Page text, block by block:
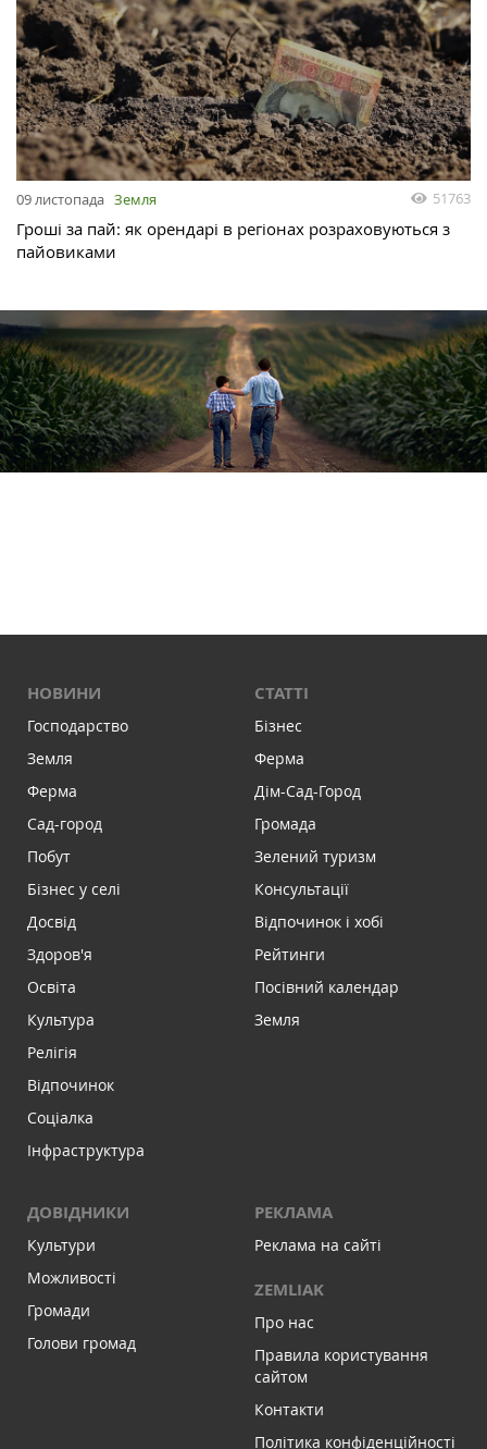
09 листопада Земля 51763
Гроші за пай: як орендарі в регіонах розраховуються з
пайовиками
НОВИНИ
Господарство
Земля
Ферма
Сад-город
Побут
Бізнес у селі
Досвід
Здоров'я
Освіта
Культура
Релігія
Відпочинок
Соціалка
Інфраструктура
СТАТТІ
Бізнес
Ферма
Дім-Сад-Город
Громада
Зелений туризм
Консультації
Відпочинок і хобі
Рейтинги
Посівний календар
Земля
ДОВІДНИКИ
Культури
Можливості
Громади
Голови громад
РЕКЛАМА
Реклама на сайті
ZEMLIAK
Про нас
Правила користування
сайтом
Контакти
Політика конфіденційності